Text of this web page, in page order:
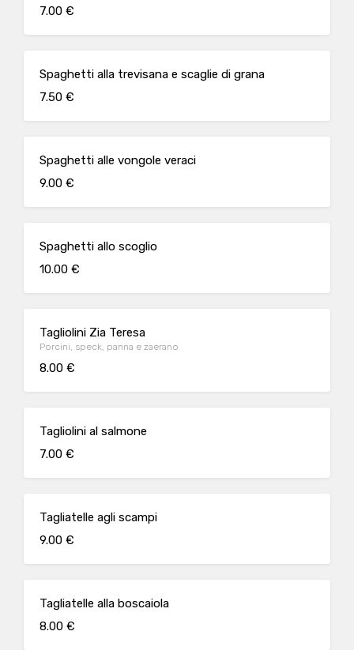
7.00 €
Spaghetti alla trevisana e scaglie di grana
7.50 €
Spaghetti alle vongole veraci
9.00 €
Spaghetti allo scoglio
10.00 €
Tagliolini Zia Teresa
Porcini, speck, panna e zaerano
8.00 €
Tagliolini al salmone
7.00 €
Tagliatelle agli scampi
9.00 €
Tagliatelle alla boscaiola
8.00 €